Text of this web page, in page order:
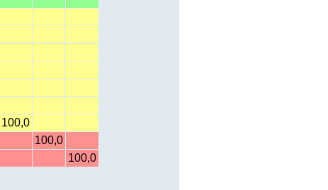
100,0
100,0
100,0